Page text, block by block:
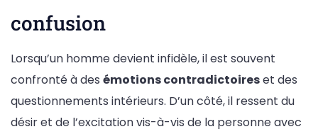
confusion
Lorsqu’un homme devient infidèle, il est souvent
confronté à des émotions contradictoireset des
questionnements intérieurs. D’un côté, il ressent du
désir et de l’excitation vis-à-vis de la personne avec